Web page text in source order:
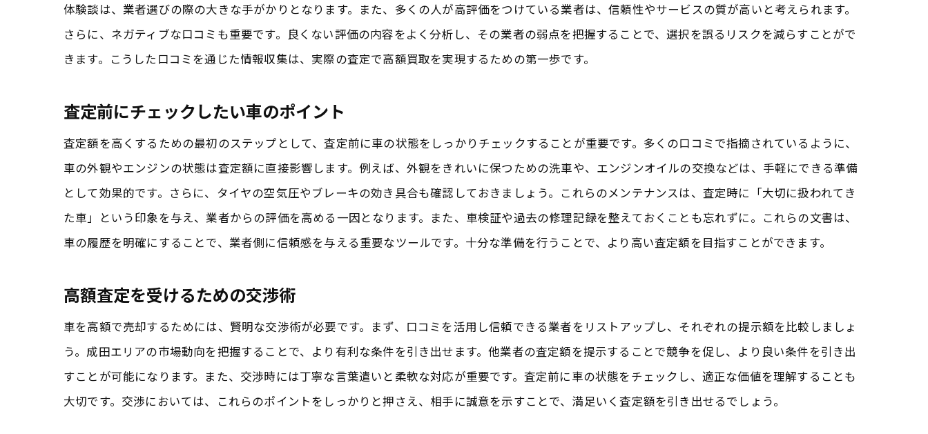
口コミから学ぶ買取価格の相場
高額買取を実現するための車の手入れ
市場ニーズを理解した買取交渉のコツ
成田エリアの特有動向を活かす方法
査定額アップに必要な成田の口コミ活用法
口コミを活用した査定額アップの秘訣
成田エリアでの高評価業者の特徴
口コミから得る具体的な買取交渉術
体験談は、業者選びの際の大きな手がかりとなります。また、多くの人が高評価をつけている業者は、信頼性やサービスの質が高いと考えられます。
さらに、ネガティブな口コミも重要です。良くない評価の内容をよく分析し、その業者の弱点を把握することで、選択を誤るリスクを減らすことがで
きます。こうした口コミを通じた情報収集は、実際の査定で高額買取を実現するための第一歩です。
査定前にチェックしたい車のポイント
査定額を高くするための最初のステップとして、査定前に車の状態をしっかりチェックすることが重要です。多くの口コミで指摘されているように、
車の外観やエンジンの状態は査定額に直接影響します。例えば、外観をきれいに保つための洗車や、エンジンオイルの交換などは、手軽にできる準備
として効果的です。さらに、タイヤの空気圧やブレーキの効き具合も確認しておきましょう。これらのメンテナンスは、査定時に「大切に扱われてき
た車」という印象を与え、業者からの評価を高める一因となります。また、車検証や過去の修理記録を整えておくことも忘れずに。これらの文書は、
車の履歴を明確にすることで、業者側に信頼感を与える重要なツールです。十分な準備を行うことで、より高い査定額を目指すことができます。
高額査定を受けるための交渉術
車を高額で売却するためには、賢明な交渉術が必要です。まず、口コミを活用し信頼できる業者をリストアップし、それぞれの提示額を比較しましょ
う。成田エリアの市場動向を把握することで、より有利な条件を引き出せます。他業者の査定額を提示することで競争を促し、より良い条件を引き出
すことが可能になります。また、交渉時には丁寧な言葉遣いと柔軟な対応が重要です。査定前に車の状態をチェックし、適正な価値を理解することも
大切です。交渉においては、これらのポイントをしっかりと押さえ、相手に誠意を示すことで、満足いく査定額を引き出せるでしょう。